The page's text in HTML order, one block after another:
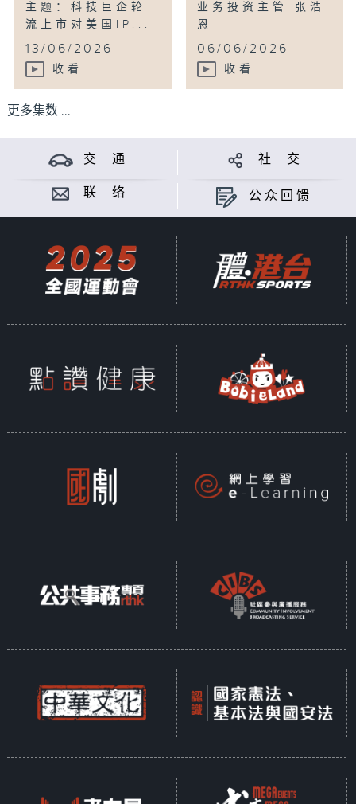
主题：科技巨企轮
流上市对美国IP...
13/06/2026
收看
业务投资主管 张浩
恩
...
06/06/2026
收看
更多集数 ...
交 通 社 交
联 络 公众回馈